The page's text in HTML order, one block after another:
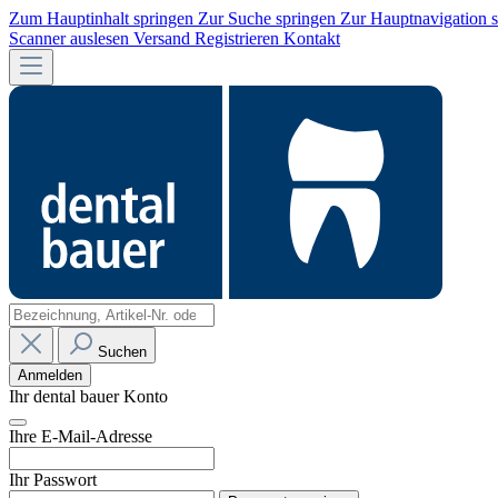
Zum Hauptinhalt springen Zur Suche springen Zur Hauptnavigation
Scanner auslesen Versand Registrieren Kontakt
Suchen
Anmelden
Ihr dental bauer Konto
Ihre E-Mail-Adresse
Ihr Passwort